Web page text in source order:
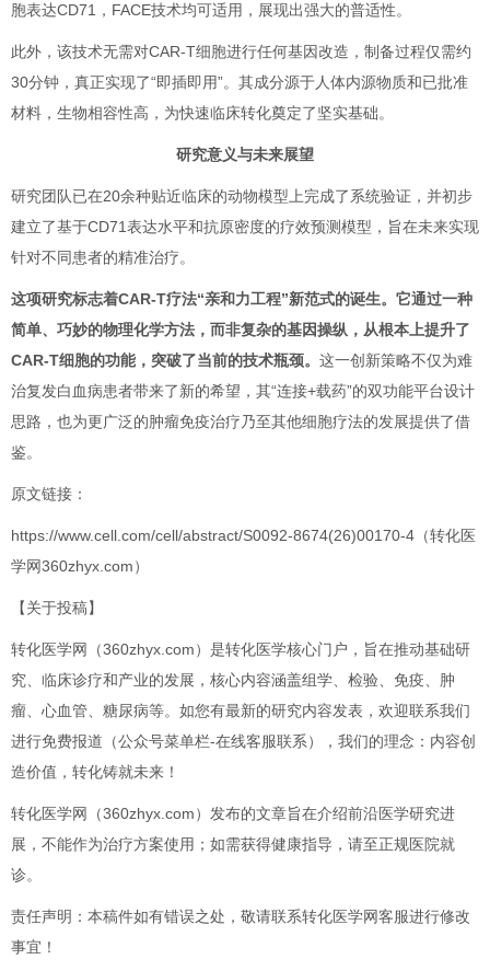
胞表达CD71，FACE技术均可适用，展现出强大的普适性。
此外，该技术无需对CAR-T细胞进行任何基因改造，制备过程仅需约
30分钟，真正实现了“即插即用”。其成分源于人体内源物质和已批准
材料，生物相容性高，为快速临床转化奠定了坚实基础。
研究意义与未来展望
研究团队已在20余种贴近临床的动物模型上完成了系统验证，并初步
建立了基于CD71表达水平和抗原密度的疗效预测模型，旨在未来实现
针对不同患者的精准治疗。
这项研究标志着CAR-T疗法“亲和力工程”新范式的诞生。它通过一种
简单、巧妙的物理化学方法，而非复杂的基因操纵，从根本上提升了
CAR-T细胞的功能，突破了当前的技术瓶颈。 这一创新策略不仅为难
治复发白血病患者带来了新的希望，其“连接+载药”的双功能平台设计
思路，也为更广泛的肿瘤免疫治疗乃至其他细胞疗法的发展提供了借
鉴。
原文链接：
https://www.cell.com/cell/abstract/S0092-8674(26)00170-4（转化医
学网360zhyx.com）
【关于投稿】
转化医学网（360zhyx.com）是转化医学核心门户，旨在推动基础研
究、临床诊疗和产业的发展，核心内容涵盖组学、检验、免疫、肿
瘤、心血管、糖尿病等。如您有最新的研究内容发表，欢迎联系我们
进行免费报道（公众号菜单栏-在线客服联系），我们的理念：内容创
造价值，转化铸就未来！
转化医学网（360zhyx.com）发布的文章旨在介绍前沿医学研究进
展，不能作为治疗方案使用；如需获得健康指导，请至正规医院就
诊。
责任声明：本稿件如有错误之处，敬请联系转化医学网客服进行修改
事宜！